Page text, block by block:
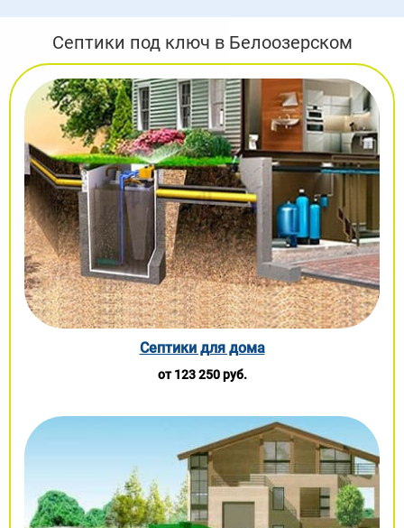
Септики под ключ в Белоозерском
Септики для дома
от 123 250 руб.